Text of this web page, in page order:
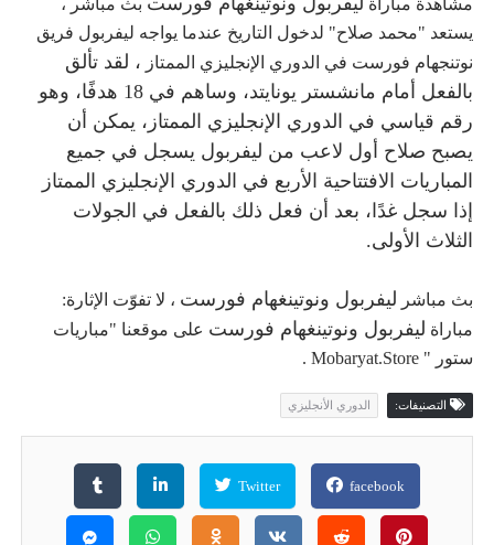
مشاهدة مباراة
بث مباشر ،
يستعد "محمد صلاح" لدخول التاريخ عندما يواجه ليفربول فريق
نوتنجهام فورست في الدوري الإنجليزي الممتاز ، لقد تألق
بالفعل أمام مانشستر يونايتد، وساهم في 18 هدفًا، وهو
رقم قياسي في الدوري الإنجليزي الممتاز ، يمكن أن
يصبح صلاح أول لاعب من ليفربول يسجل في جميع
المباريات الافتتاحية الأربع في الدوري الإنجليزي الممتاز
إذا سجل غدًا، بعد أن فعل ذلك بالفعل في الجولات
الثلاث الأولى.
بث مباشر ليفربول ونوتينغهام فورست ، لا تفوّت الإثارة:
مباراة ليفربول ونوتينغهام فورست على موقعنا "مباريات
ستور " Mobaryat.Store .
التصنيفات: الدوري الأنجليزي
facebook
Twitter